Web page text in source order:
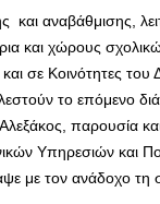
και αναβάθμισης,
και χώρους
σε Κοινότητες του
το επόμενο
παρουσία
Υπηρεσιών και
με τον ανάδοχο τη